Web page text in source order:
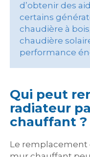
d’obtenir des
certains
chaudière à
chaudière
performance
Qui peut
radiateur
chauffant ?
Le remplacement